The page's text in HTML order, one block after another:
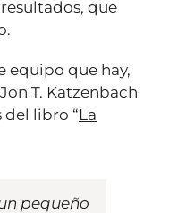
que
equipo que hay,
T. Katzenbach
del libro “La
pequeño